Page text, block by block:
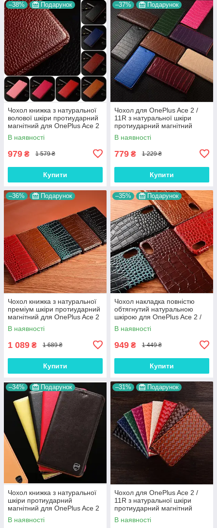
–38% Подарунок
Чохол книжка з натуральної
волової шкіри протиударний
магнітний для OnePlus Ace 2
/ 11R "BULL"
В наявності
979 ₴ 1 579 ₴
Купити
–37% Подарунок
Чохол для OnePlus Ace 2 /
11R з натуральної шкіри
протиударний магнітний
книжка з підставкою "LUXOR"
В наявності
779 ₴ 1 229 ₴
Купити
–36% Подарунок
Чохол книжка з натуральної
преміум шкіри протиударний
магнітний для OnePlus Ace 2
/ 11R "CROCODILE"
В наявності
1 089 ₴ 1 689 ₴
Купити
–35% Подарунок
Чохол накладка повністю
обтягнутий натуральною
шкірою для OnePlus Ace 2 /
11R "SIGNATURE"
В наявності
949 ₴ 1 449 ₴
Купити
–34% Подарунок
Чохол книжка з натуральної
шкіри протиударний
магнітний для OnePlus Ace 2
/ 11R "CLASIC"
В наявності
–31% Подарунок
Чохол для OnePlus Ace 2 /
11R з натуральної шкіри
протиударний магнітний
книжка з підставкою
"VENETTA"
В наявності